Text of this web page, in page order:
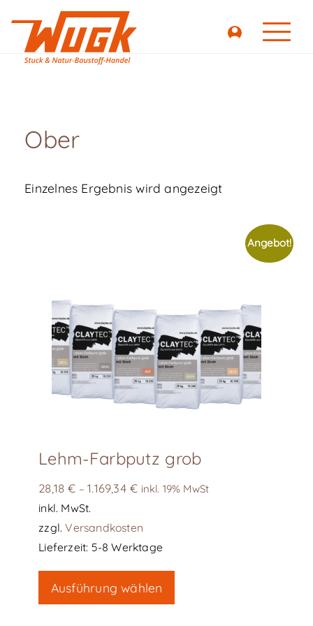
Ober
Einzelnes Ergebnis wird angezeigt
Angebot!
Lehm-Farbputz grob
28,18€ –1.169,34€ inkl. 19% MwSt
inkl. MwSt.
zzgl.Versandkosten
Lieferzeit: 5-8 Werktage
Ausführung wählen